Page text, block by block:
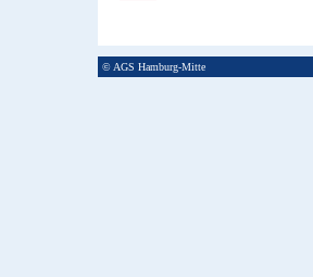
© AGS Hamburg-Mitte